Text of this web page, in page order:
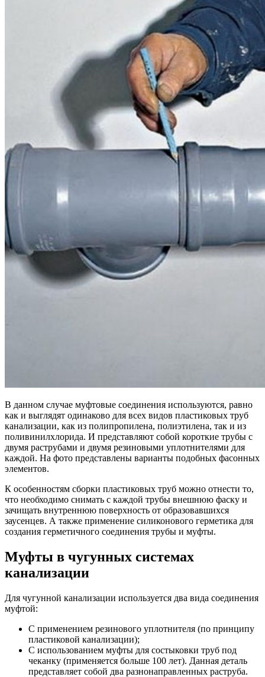
В данном случае муфтовые соединения используются, равно
как и выглядят одинаково для всех видов пластиковых труб
канализации, как из полипропилена, полиэтилена, так и из
поливинилхлорида. И представляют собой короткие трубы с
двумя раструбами и двумя резиновыми уплотнителями для
каждой. На фото представлены варианты подобных фасонных
элементов.
К особенностям сборки пластиковых труб можно отнести то,
что необходимо снимать с каждой трубы внешнюю фаску и
зачищать внутреннюю поверхность от образовавшихся
заусенцев. А также применение силиконового герметика для
создания герметичного соединения трубы и муфты.
Муфты в чугунных системах
канализации
Для чугунной канализации используется два вида соединения
муфтой:
С применением резинового уплотнителя (по принципу
пластиковой канализации);
С использованием муфты для состыковки труб под
чеканку (применяется больше 100 лет). Данная деталь
представляет собой два разнонаправленных раструба.